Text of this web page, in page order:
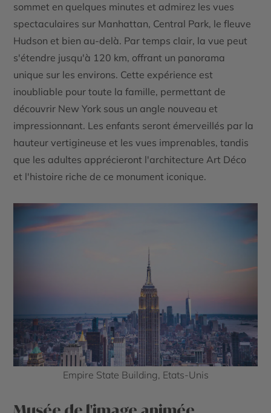
sommet en quelques minutes et admirez les vues
spectaculaires sur Manhattan, Central Park, le fleuve
Hudson et bien au-delà. Par temps clair, la vue peut
s'étendre jusqu'à 120 km, offrant un panorama
unique sur les environs. Cette expérience est
inoubliable pour toute la famille, permettant de
découvrir New York sous un angle nouveau et
impressionnant. Les enfants seront émerveillés par la
hauteur vertigineuse et les vues imprenables, tandis
que les adultes apprécieront l'architecture Art Déco
et l'histoire riche de ce monument iconique.
Empire State Building, Etats-Unis